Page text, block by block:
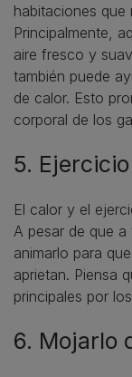
habitaciones que
Principalmente,
aire fresco y
también puede
de calor. Esto
corporal de los
5.
El calor y el
A pesar de que
animarlo para
aprietan. Piensa
principales por
6. Mojarlo